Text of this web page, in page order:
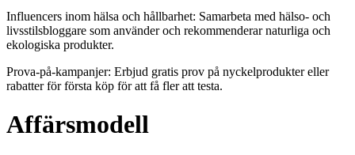
Influencers inom hälsa och hållbarhet: Samarbeta med hälso- och
livsstilsbloggare som använder och rekommenderar naturliga och
ekologiska produkter.
Prova-på-kampanjer: Erbjud gratis prov på nyckelprodukter eller
rabatter för första köp för att få fler att testa.
Affärsmodell